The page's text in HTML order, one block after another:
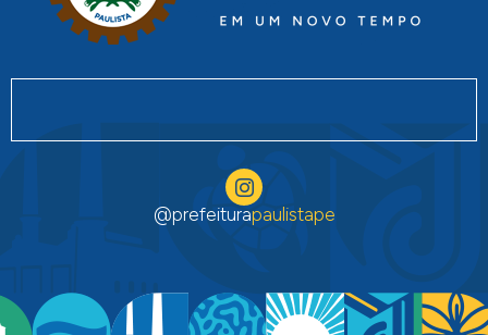
@prefeiturapaulistape